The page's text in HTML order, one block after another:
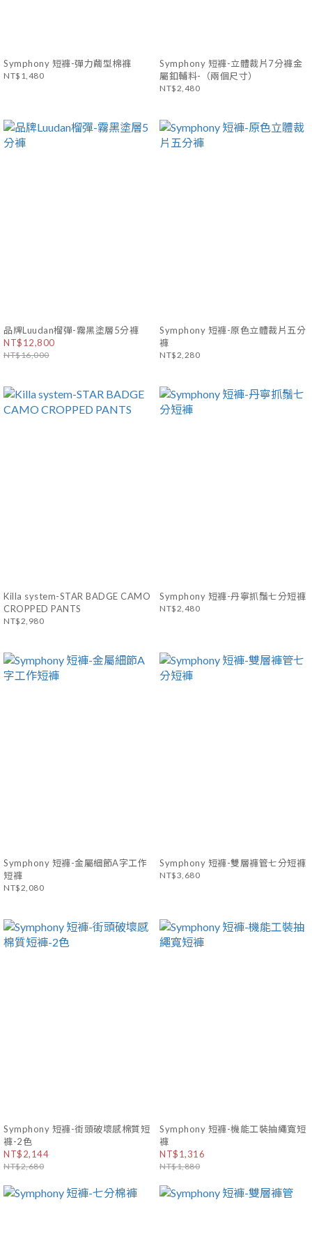
Symphony 短褲-彈力繭型棉褲
NT$1,480
Symphony 短褲-立體裁片7分褲金
屬釦輔料-（兩個尺寸）
NT$2,480
品牌Luudan榴彈-霧黑塗層5分褲
NT$12,800
NT$16,000
Symphony 短褲-原色立體裁片五分
褲
NT$2,280
Killa system-STAR BADGE CAMO
CROPPED PANTS
NT$2,980
Symphony 短褲-丹寧抓鬚七分短褲
NT$2,480
Symphony 短褲-金屬細節A字工作
短褲
NT$2,080
Symphony 短褲-雙層褲管七分短褲
NT$3,680
Symphony 短褲-街頭破壞感棉質短
褲-2色
NT$2,144
NT$2,680
Symphony 短褲-機能工裝抽繩寬短
褲
NT$1,316
NT$1,880